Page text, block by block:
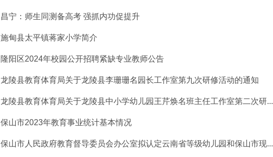
昌宁：师生同测备高考 强抓内功促提升
施甸县太平镇蒋家小学简介
隆阳区2024年校园公开招聘紧缺专业教师公告
龙陵县教育体育局关于龙陵县李珊珊名园长工作室第九次研修活动的通知
龙陵县教育体育局关于龙陵县中小学幼儿园王芹焕名班主任工作室第二次研...
保山市2023年教育事业统计基本情况
保山市人民政府教育督导委员会办公室拟认定云南省等级幼儿园和保山市现...